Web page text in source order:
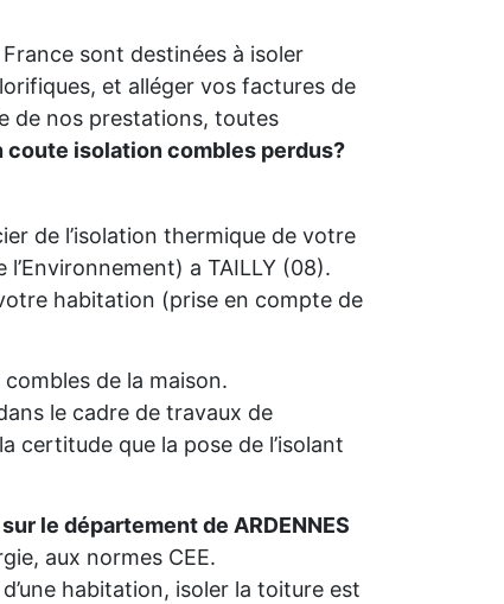
sont destinées à isoler
et alléger vos factures de
de nos prestations, toutes
coute isolation combles perdus?
de l’isolation thermique de votre
l’Environnement) a TAILLY (08).
habitation (prise en compte de
de la maison.
le cadre de travaux de
certitude que la pose de l’isolant
le département de ARDENNES
aux normes CEE.
habitation, isoler la toiture est